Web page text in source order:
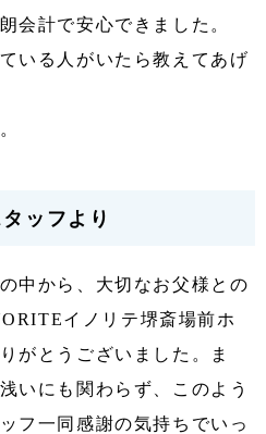
会計で安心できました。
いる人がいたら教えてあげ
ッフより
中から、大切なお父様との
イノリテ堺斎場前ホ
がとうございました。ま
いにも関わらず、このよう
フ一同感謝の気持ちでいっ